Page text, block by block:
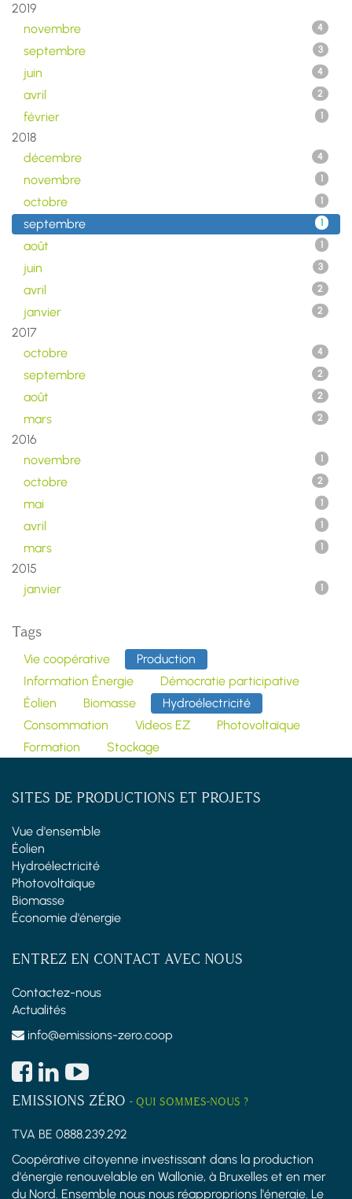
2019
novembre
4
septembre 3
juin 4
avril 2
février 1
2018
décembre
4
novembre 1
octobre 1
septembre 1
août 1
juin 3
avril 2
janvier 2
2017
octobre
4
septembre 2
août 2
mars 2
2016
novembre
1
octobre 2
mai 1
avril 1
mars 1
2015
janvier
1
Tags
Vie coopérative
Production
Information Énergie
Démocratie participative
Éolien
Biomasse
Hydroélectricité
Consommation
Videos EZ
Photovoltaïque
Formation
Stockage
SITES DE PRODUCTIONS ET PROJETS
Vue d'ensemble
Éolien
Hydroélectricité
Photovoltaïque
Biomasse
Économie d'énergie
ENTREZ EN CONTACT AVEC NOUS
Contactez-nous
Actualités
info@emissions-zero.coop
EMISSIONS ZÉRO - QUI SOMMES-NOUS ?
TVA BE 0888.239.292
Coopérative citoyenne investissant dans la production
d'énergie renouvelable en Wallonie, à Bruxelles et en mer
du Nord. Ensemble nous nous réapproprions l'énergie. Le